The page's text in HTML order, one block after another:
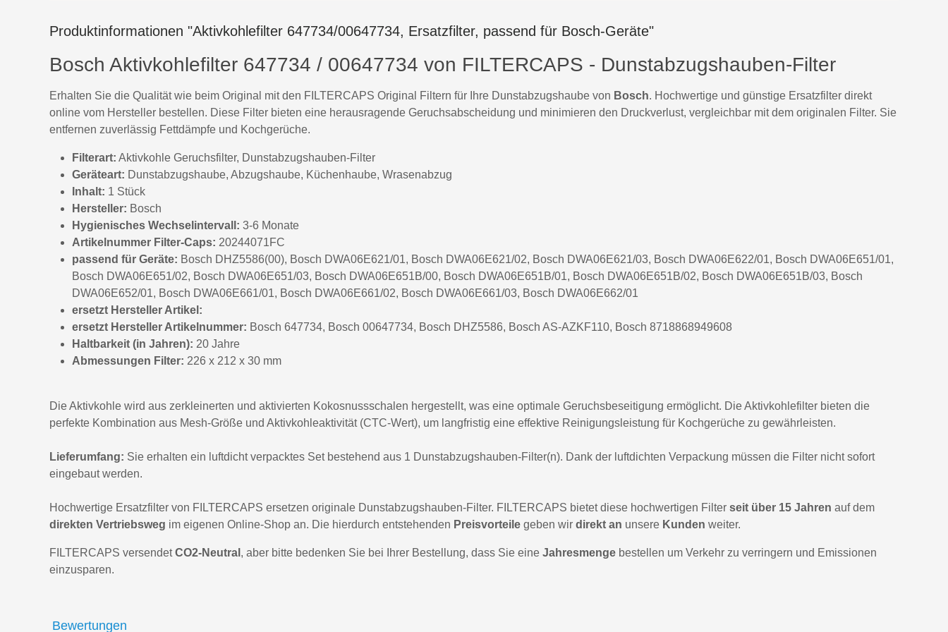
Produktinformationen "Aktivkohlefilter 647734/00647734, Ersatzfilter, passend für Bosch-Geräte"
Bosch Aktivkohlefilter 647734 / 00647734 von FILTERCAPS - Dunstabzugshauben-Filter
Erhalten Sie die Qualität wie beim Original mit den FILTERCAPS Original Filtern für Ihre Dunstabzugshaube von Bosch. Hochwertige und günstige Ersatzfilter direkt
online vom Hersteller bestellen. Diese Filter bieten eine herausragende Geruchsabscheidung und minimieren den Druckverlust, vergleichbar mit dem originalen Filter. Sie
entfernen zuverlässig Fettdämpfe und Kochgerüche.
Filterart: Aktivkohle Geruchsfilter, Dunstabzugshauben-Filter
Geräteart: Dunstabzugshaube, Abzugshaube, Küchenhaube, Wrasenabzug
Inhalt: 1 Stück
Hersteller: Bosch
Hygienisches Wechselintervall: 3-6 Monate
Artikelnummer Filter-Caps: 20244071FC
passend für Geräte: Bosch DHZ5586(00), Bosch DWA06E621/01, Bosch DWA06E621/02, Bosch DWA06E621/03, Bosch DWA06E622/01, Bosch DWA06E651/01,
Bosch DWA06E651/02, Bosch DWA06E651/03, Bosch DWA06E651B/00, Bosch DWA06E651B/01, Bosch DWA06E651B/02, Bosch DWA06E651B/03, Bosch
DWA06E652/01, Bosch DWA06E661/01, Bosch DWA06E661/02, Bosch DWA06E661/03, Bosch DWA06E662/01
ersetzt Hersteller Artikel:
ersetzt Hersteller Artikelnummer: Bosch 647734, Bosch 00647734, Bosch DHZ5586, Bosch AS-AZKF110, Bosch 8718868949608
Haltbarkeit (in Jahren): 20 Jahre
Abmessungen Filter: 226 x 212 x 30 mm
Die Aktivkohle wird aus zerkleinerten und aktivierten Kokosnussschalen hergestellt, was eine optimale Geruchsbeseitigung ermöglicht. Die Aktivkohlefilter bieten die
perfekte Kombination aus Mesh-Größe und Aktivkohleaktivität (CTC-Wert), um langfristig eine effektive Reinigungsleistung für Kochgerüche zu gewährleisten.
Lieferumfang: Sie erhalten ein luftdicht verpacktes Set bestehend aus 1 Dunstabzugshauben-Filter(n). Dank der luftdichten Verpackung müssen die Filter nicht sofort
eingebaut werden.
Hochwertige Ersatzfilter von FILTERCAPS ersetzen originale Dunstabzugshauben-Filter. FILTERCAPS bietet diese hochwertigen Filter seit über 15 Jahren auf dem
direkten Vertriebsweg im eigenen Online-Shop an. Die hierdurch entstehenden Preisvorteile geben wir direkt an unsere Kunden weiter.
FILTERCAPS versendetCO2-Neutral , aber bitte bedenken Sie bei Ihrer Bestellung, dass Sie eine Jahresmenge bestellen um Verkehr zu verringern und Emissionen
einzusparen.
Bewertungen